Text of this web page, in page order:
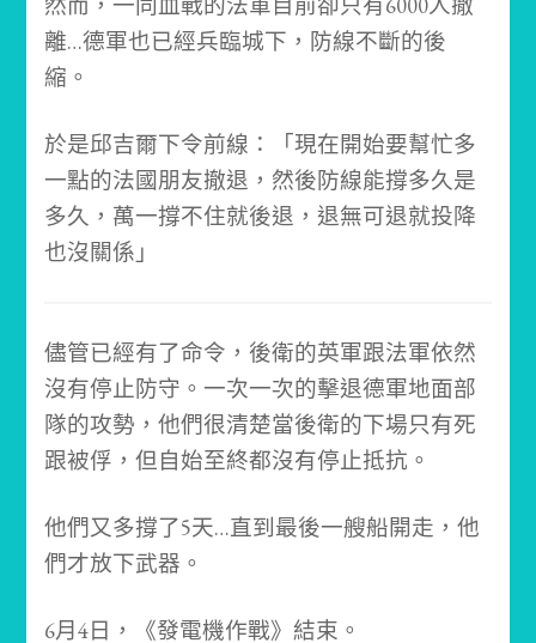
離…德軍也已經兵臨城下，防線不斷的後
縮。
於是邱吉爾下令前線：
「現在開始要幫忙多
一點的法國朋友撤退，然後防線能撐多久是
多久，萬一撐不住就後退，退無可退就投降
也沒關係」
儘管已經有了命令，後衛的英軍跟法軍依然
沒有停止防守。一次一次的擊退德軍地面部
隊的攻勢，他們很清楚當後衛的下場只有死
跟被俘，但自始至終都沒有停止抵抗。
他們又多撐了5天…直到最後一艘船開走，他
們才放下武器。
6月4日，《發電機作戰》結束。